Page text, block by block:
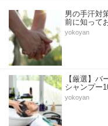
男の手汗対
前に知って
yokoyan
【厳選】
シャンプー
yokoyan